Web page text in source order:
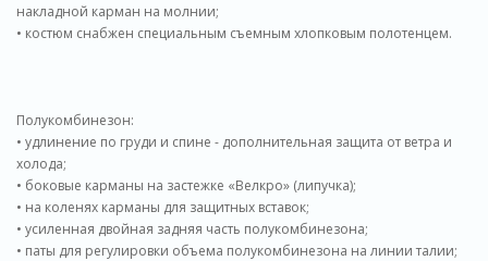
накладной карман на молнии;
• костюм снабжен специальным съемным хлопковым полотенцем.
Полукомбинезон:
• удлинение по груди и спине - дополнительная защита от ветра и
холода;
• боковые карманы на застежке «Велкро» (липучка);
• на коленях карманы для защитных вставок;
• усиленная двойная задняя часть полукомбинезона;
• паты для регулировки объема полукомбинезона на линии талии;